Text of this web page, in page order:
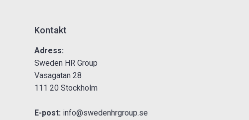
Kontakt
Adress:
Sweden HR Group
Vasagatan 28
111 20 Stockholm
E-post: info@swedenhrgroup.se